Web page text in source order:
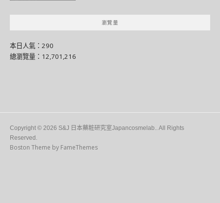
瀏覽量
本日人氣：290
總瀏覽量：12,701,216
Copyright © 2026 S&J 日本藥粧研究室Japancosmelab.. All Rights
Reserved.
Boston Theme by FameThemes